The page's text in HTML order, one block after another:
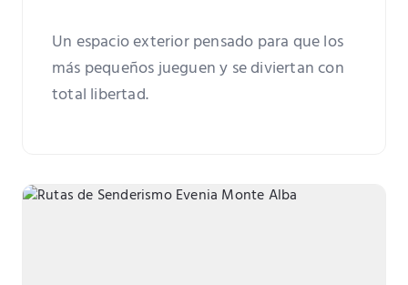
Un espacio exterior pensado para que los
más pequeños jueguen y se diviertan con
total libertad.